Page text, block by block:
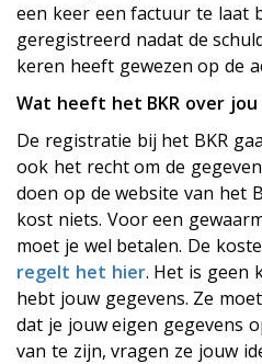
een keer een factuur te laat
geregistreerd nadat de
keren heeft gewezen op de
Wat heeft het BKR over jou
De registratie bij het BKR
ook het recht om de
doen op de website van het
kost niets. Voor een
moet je wel betalen. De
regelt het hier. Het is geen
hebt jouw gegevens. Ze
dat je jouw eigen gegevens
van te zijn, vragen ze jouw